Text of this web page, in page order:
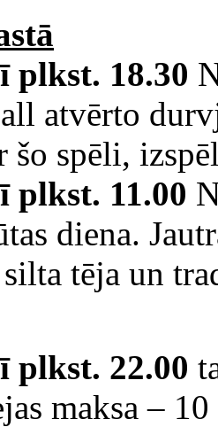
plkst. 18.30
atvērto
šo spēli,
plkst. 11.00
diena.
tēja un
plkst. 22.00
maksa –